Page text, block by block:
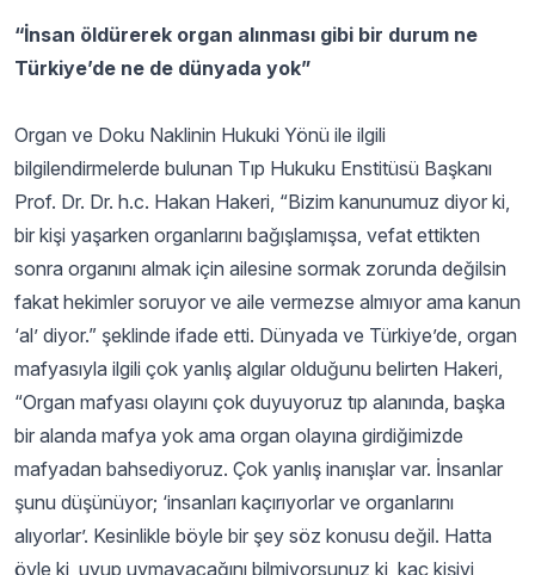
“İnsan öldürerek organ alınması gibi bir durum ne
Türkiye’de ne de dünyada yok”
Organ ve Doku Naklinin Hukuki Yönü ile ilgili
bilgilendirmelerde bulunan Tıp Hukuku Enstitüsü Başkanı
Prof. Dr. Dr. h.c. Hakan Hakeri, “Bizim kanunumuz diyor ki,
bir kişi yaşarken organlarını bağışlamışsa, vefat ettikten
sonra organını almak için ailesine sormak zorunda değilsin
fakat hekimler soruyor ve aile vermezse almıyor ama kanun
‘al’ diyor.” şeklinde ifade etti. Dünyada ve Türkiye’de, organ
mafyasıyla ilgili çok yanlış algılar olduğunu belirten Hakeri,
“Organ mafyası olayını çok duyuyoruz tıp alanında, başka
bir alanda mafya yok ama organ olayına girdiğimizde
mafyadan bahsediyoruz. Çok yanlış inanışlar var. İnsanlar
şunu düşünüyor; ‘insanları kaçırıyorlar ve organlarını
alıyorlar’. Kesinlikle böyle bir şey söz konusu değil. Hatta
öyle ki, uyup uymayacağını bilmiyorsunuz ki, kaç kişiyi